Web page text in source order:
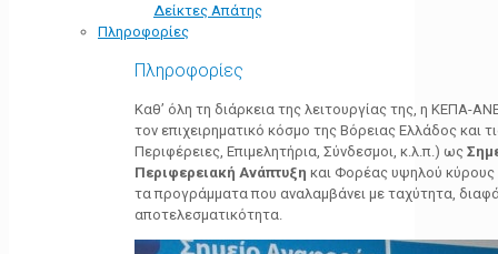
Δείκτες Απάτης
Πληροφορίες
Πληροφορίες
Καθ’ όλη τη διάρκεια της λειτουργίας της, η ΚΕΠΑ-
τον επιχειρηματικό κόσμο της Βόρειας Ελλάδος και
Περιφέρειες, Επιμελητήρια, Σύνδεσμοι, κ.λ.π.) ως
Περιφερειακή Ανάπτυξη και Φορέας υψηλού κύρους
τα προγράμματα που αναλαμβάνει με ταχύτητα,
αποτελεσματικότητα.